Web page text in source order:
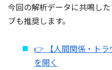
今回の解析データに共鳴し
ブも推奨します。
👉 【人間関係・トラ
を開く